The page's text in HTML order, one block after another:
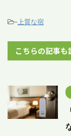
- 上質な宿
こちらの記事